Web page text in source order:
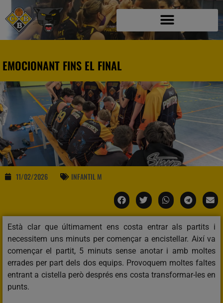
EMOCIONANT FINS EL FINAL
11/02/2026 INFANTIL M
Està clar que últimament ens costa entrar als partits i
necessitem uns minuts per començar a encistellar. Així va
començar el partit, 5 minuts sense anotar i amb moltes
errades per part dels dos equips. Provoquem moltes faltes
entrant a cistella però després ens costa transformar-les en
punts.